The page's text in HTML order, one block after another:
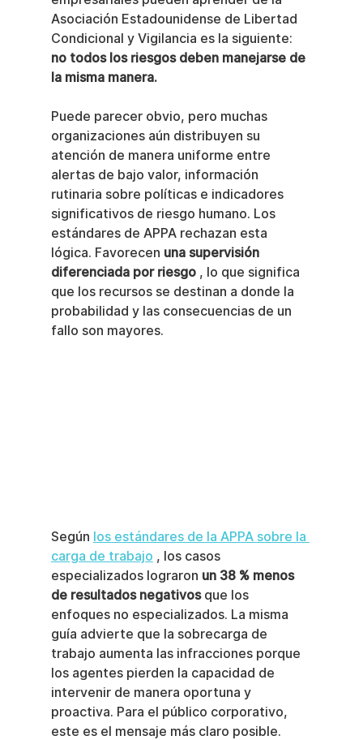
Asociación Estadounidense de Libertad
Condicional y Vigilancia es la siguiente:
no todos los riesgos deben manejarse de
la misma manera.
Puede parecer obvio, pero muchas
organizaciones aún distribuyen su
atención de manera uniforme entre
alertas de bajo valor, información
rutinaria sobre políticas e indicadores
significativos de riesgo humano. Los
estándares de APPA rechazan esta
lógica. Favorecen una supervisión
diferenciada por riesgo , lo que significa
que los recursos se destinan a donde la
probabilidad y las consecuencias de un
fallo son mayores.
Según los estándares de la APPA sobre la
carga de trabajo , los casos
especializados lograron un 38 % menos
de resultados negativos que los
enfoques no especializados. La misma
guía advierte que la sobrecarga de
trabajo aumenta las infracciones porque
los agentes pierden la capacidad de
intervenir de manera oportuna y
proactiva. Para el público corporativo,
este es el mensaje más claro posible.